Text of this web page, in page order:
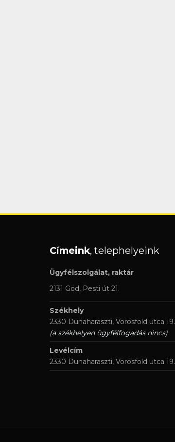
Címeink, telephelyeink
Ügyfélszolgálat, raktár
2131 Göd, Pesti út 21.
Székhely
2330 Dunaharaszti, Vörösföld utca 19.
(a székhelyen ügyfélfogadás nincs)
Levélcím
2330 Dunaharaszti, Vörösföld utca 19.